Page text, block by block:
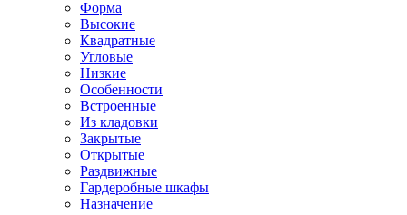
Форма
Высокие
Квадратные
Угловые
Низкие
Особенности
Встроенные
Из кладовки
Закрытые
Открытые
Раздвижные
Гардеробные шкафы
Назначение